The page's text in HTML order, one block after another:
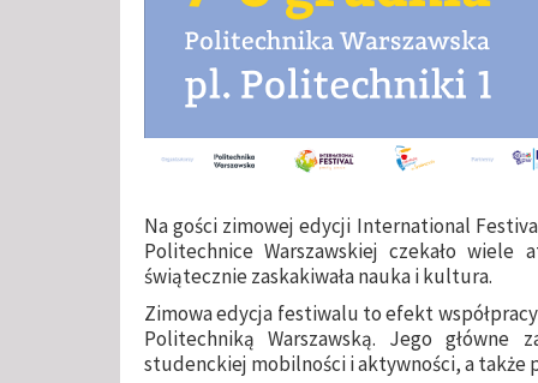
Na gości zimowej edycji International
Politechnice Warszawskiej czekało wiele
świątecznie zaskakiwała nauka i kultura.
Zimowa edycja festiwalu to efekt
Politechniką Warszawską. Jego główne
studenckiej mobilności i aktywności, a także